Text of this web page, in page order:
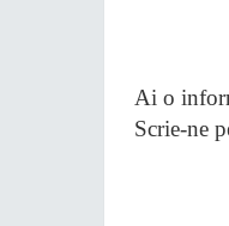
Ai o
Scrie-ne